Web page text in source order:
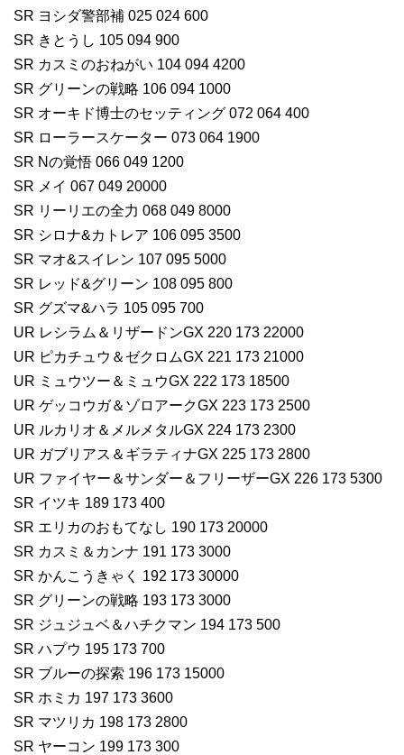
SR ヨシダ警部補 025 024 600
SR きとうし 105 094 900
SR カスミのおねがい 104 094 4200
SR グリーンの戦略 106 094 1000
SR オーキド博士のセッティング 072 064 400
SR ローラースケーター 073 064 1900
SR Nの覚悟 066 049 1200
SR メイ 067 049 20000
SR リーリエの全力 068 049 8000
SR シロナ&カトレア 106 095 3500
SR マオ&スイレン 107 095 5000
SR レッド&グリーン 108 095 800
SR グズマ&ハラ 105 095 700
UR レシラム＆リザードンGX 220 173 22000
UR ピカチュウ＆ゼクロムGX 221 173 21000
UR ミュウツー＆ミュウGX 222 173 18500
UR ゲッコウガ＆ゾロアークGX 223 173 2500
UR ルカリオ＆メルメタルGX 224 173 2300
UR ガブリアス＆ギラティナGX 225 173 2800
UR ファイヤー＆サンダー＆フリーザーGX 226 173 5300
SR イツキ 189 173 400
SR エリカのおもてなし 190 173 20000
SR カスミ＆カンナ 191 173 3000
SR かんこうきゃく 192 173 30000
SR グリーンの戦略 193 173 3000
SR ジュジュベ＆ハチクマン 194 173 500
SR ハプウ 195 173 700
SR ブルーの探索 196 173 15000
SR ホミカ 197 173 3600
SR マツリカ 198 173 2800
SR ヤーコン 199 173 300